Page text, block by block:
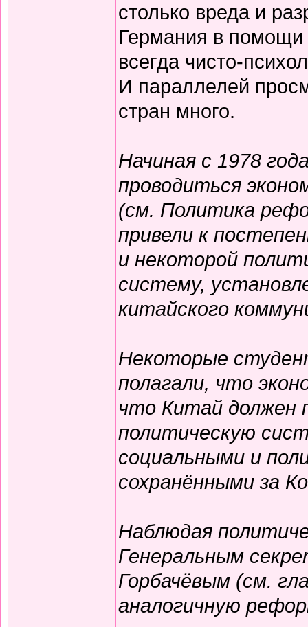
столько вреда и
Германия в помощи
всегда чисто-
И параллелей
стран много.
Начиная с 1978
проводиться
(см. Политика
привели к
и некоторой
систему,
китайского
Некоторые
полагали, что
что Китай должен
политическую
социальными и
сохранёнными за
Наблюдая
Генеральным
Горбачёвым (см.
аналогичную